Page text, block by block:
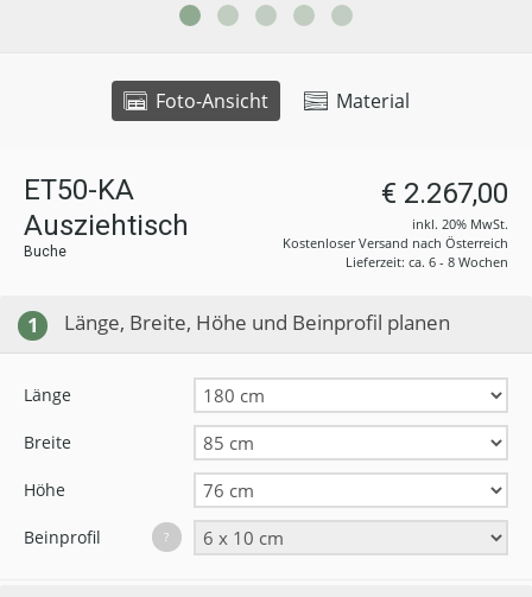
Foto-Ansicht Material
ET50-KA
Ausziehtisch
Buche
€ 2.267,00
inkl. 20% MwSt.
Kostenloser Versand nach Österreich
Lieferzeit: ca. 6 - 8 Wochen
1 Länge, Breite, Höhe und Beinprofil planen
Länge
Breite
Höhe
Beinprofil ?